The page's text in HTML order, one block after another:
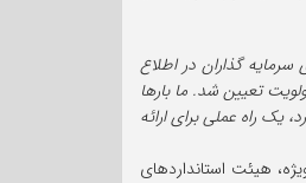
سرمایه گذاران در اطلاع
پروژه های دارای بیشترین اولویت تعیین شد. ما بارها
یک راه عملی برای ارائه
هیئت استانداردهای